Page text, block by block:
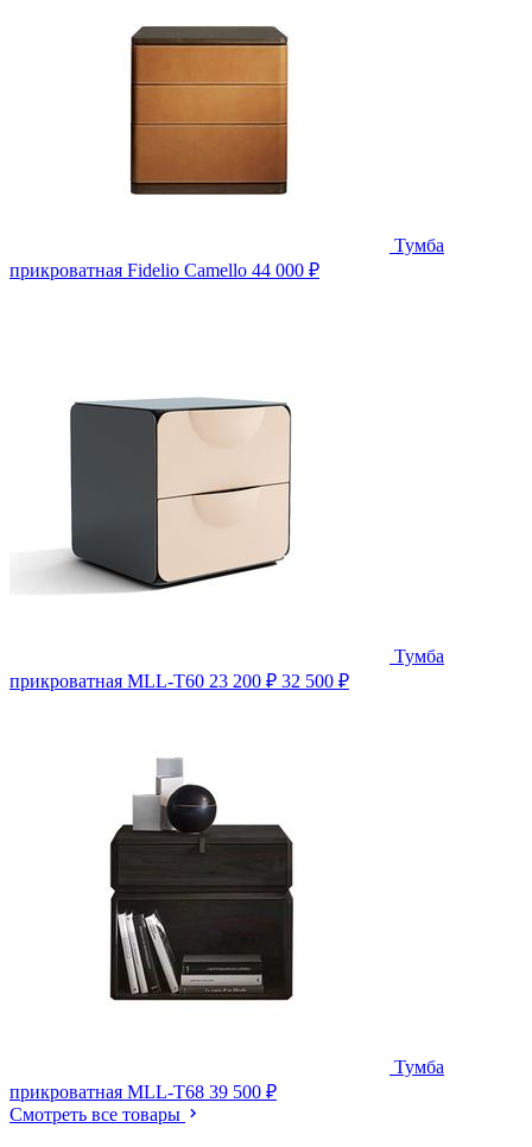
Тумба
прикроватная Fidelio Camello 44 000 ₽
Тумба
прикроватная MLL-T60 23 200 ₽ 32 500 ₽
Тумба
прикроватная MLL-T68 39 500 ₽
Смотреть все товары